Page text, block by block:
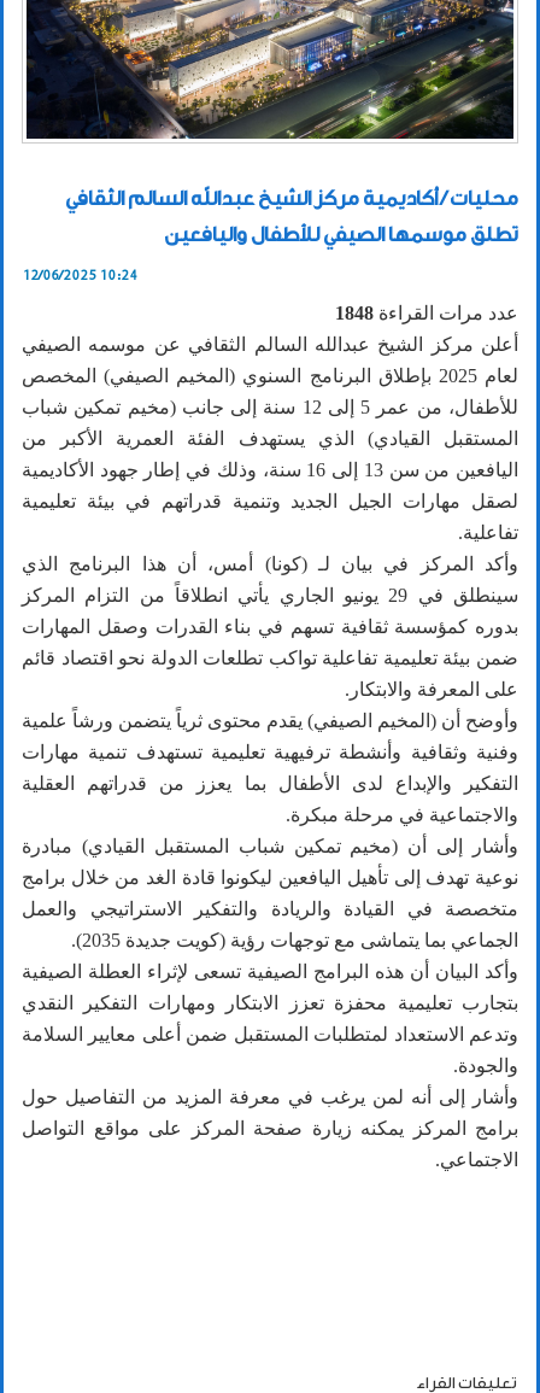
محليات / أكاديمية مركز الشيخ عبدالله السالم الثقافي
تطلق موسمها الصيفي للأطفال واليافعين
12/06/2025 10:24
عدد مرات القراءة 1848
أعلن مركز الشيخ عبدالله السالم الثقافي عن موسمه الصيفي
لعام 2025 بإطلاق البرنامج السنوي (المخيم الصيفي) المخصص
للأطفال، من عمر 5 إلى 12 سنة إلى جانب (مخيم تمكين شباب
المستقبل القيادي) الذي يستهدف الفئة العمرية الأكبر من
اليافعين من سن 13 إلى 16 سنة، وذلك في إطار جهود الأكاديمية
لصقل مهارات الجيل الجديد وتنمية قدراتهم في بيئة تعليمية
تفاعلية.
وأكد المركز في بيان لـ (كونا) أمس، أن هذا البرنامج الذي
سينطلق في 29 يونيو الجاري يأتي انطلاقاً من التزام المركز
بدوره كمؤسسة ثقافية تسهم في بناء القدرات وصقل المهارات
ضمن بيئة تعليمية تفاعلية تواكب تطلعات الدولة نحو اقتصاد قائم
على المعرفة والابتكار.
وأوضح أن (المخيم الصيفي) يقدم محتوى ثرياً يتضمن ورشاً علمية
وفنية وثقافية وأنشطة ترفيهية تعليمية تستهدف تنمية مهارات
التفكير والإبداع لدى الأطفال بما يعزز من قدراتهم العقلية
والاجتماعية في مرحلة مبكرة.
وأشار إلى أن (مخيم تمكين شباب المستقبل القيادي) مبادرة
نوعية تهدف إلى تأهيل اليافعين ليكونوا قادة الغد من خلال برامج
متخصصة في القيادة والريادة والتفكير الاستراتيجي والعمل
الجماعي بما يتماشى مع توجهات رؤية (كويت جديدة 2035).
وأكد البيان أن هذه البرامج الصيفية تسعى لإثراء العطلة الصيفية
بتجارب تعليمية محفزة تعزز الابتكار ومهارات التفكير النقدي
وتدعم الاستعداد لمتطلبات المستقبل ضمن أعلى معايير السلامة
والجودة.
وأشار إلى أنه لمن يرغب في معرفة المزيد من التفاصيل حول
برامج المركز يمكنه زيارة صفحة المركز على مواقع التواصل
الاجتماعي.
تعليقات القراء